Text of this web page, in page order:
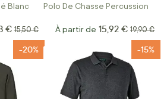
Blanc
€ Prix normal
15,50 €
Polo De Chasse Percussion
À partir de 15,92 € Prix
19,90 €
-20% -15%